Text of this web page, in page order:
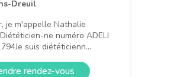
Dreuil
je m'appelle Nathalie
ne numéro ADELI
suis diététicienn...
rendez-vous